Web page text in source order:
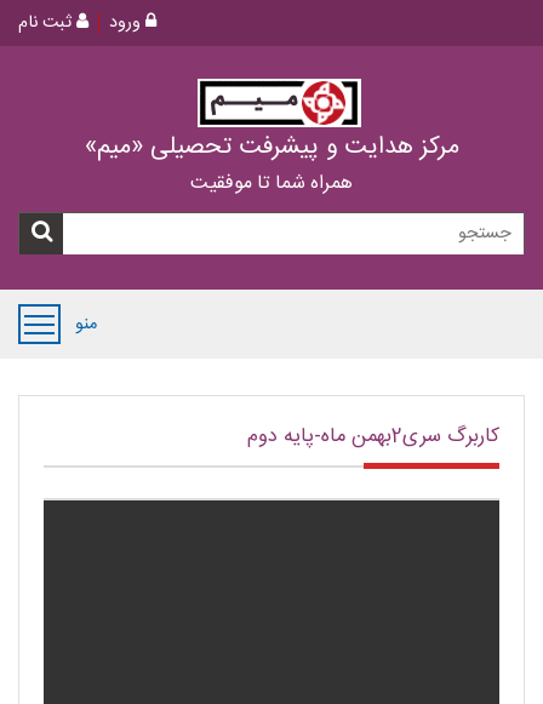
ثبت نام ورود
مرکز هدایت و پیشرفت تحصیلی «میم»
همراه شما تا موفقیت
منو
کاربرگ سری2بهمن ماه-پایه دوم